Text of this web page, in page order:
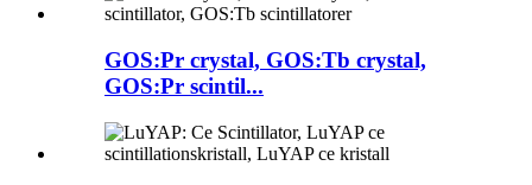
GOS:Pr crystal, GOS:Tb crystal,
GOS:Pr scintil...